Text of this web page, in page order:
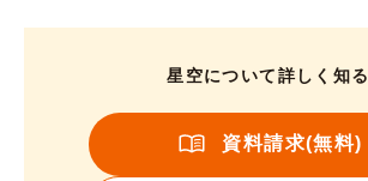
星空について詳しく知る
資料請求(無料)